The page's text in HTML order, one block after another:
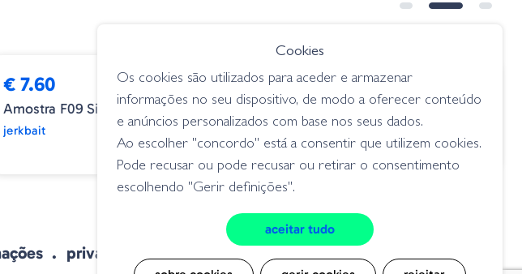
€ 7.60
Amostra F09 Silver
jerkbait
€ 24.95
Amostra ZLB Shad Kaira 80SP 273
PW Site Magic
jerkbait
privacidade
Cookies
Os cookies são utilizados para aceder e armazenar
informações no seu dispositivo, de modo a oferecer conteúdo
e anúncios personalizados com base nos seus dados.
Ao escolher "concordo" está a consentir que utilizem cookies.
Pode recusar ou pode recusar ou retirar o consentimento
escolhendo "Gerir definições".
aceitar tudo